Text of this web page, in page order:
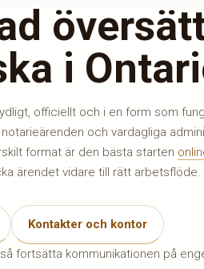
i
officiellt och i en form som
och vardagliga
format är den bästa starten
ärendet vidare till rätt arbetsflöde.
Kontakter och kontor
fortsätta kommunikationen på